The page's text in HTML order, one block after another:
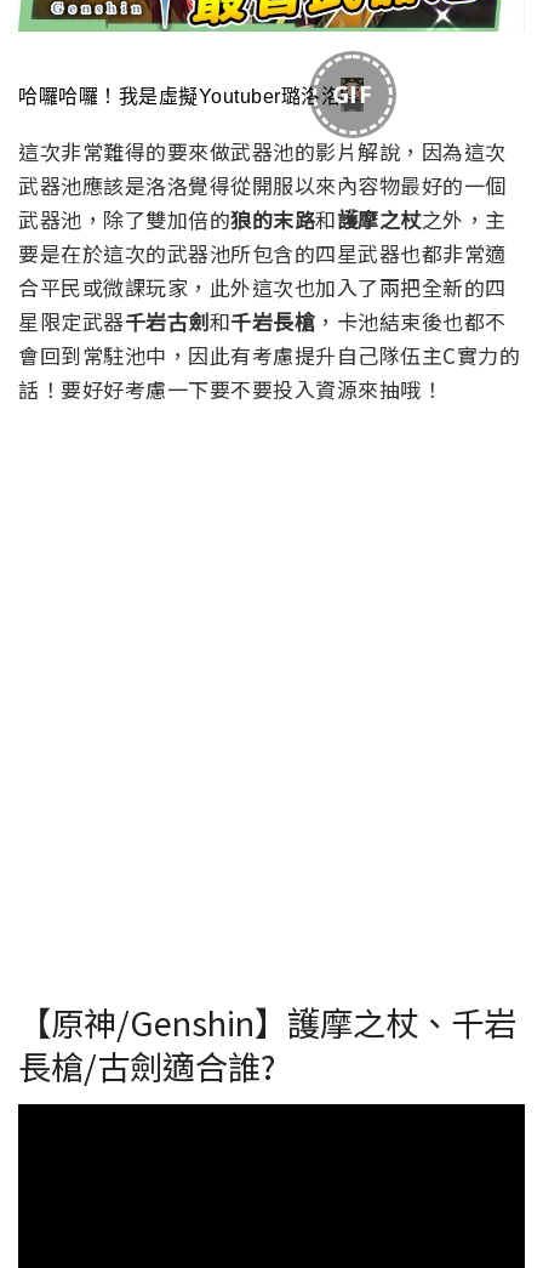
哈囉哈囉！我是虛擬Youtuber璐洛洛GIF
這次非常難得的要來做武器池的影片解說，因為這次
武器池應該是洛洛覺得從開服以來內容物最好的一個
武器池，除了雙加倍的狼的末路和護摩之杖之外，主
要是在於這次的武器池所包含的四星武器也都非常適
合平民或微課玩家，此外這次也加入了兩把全新的四
星限定武器千岩古劍和千岩長槍 ，卡池結束後也都不
會回到常駐池中，因此有考慮提升自己隊伍主C實力的
話！要好好考慮一下要不要投入資源來抽哦！
【原神/Genshin】護摩之杖、千岩
長槍/古劍適合誰?